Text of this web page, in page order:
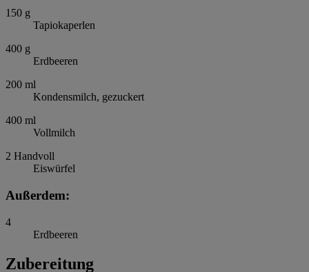
150 g
Tapiokaperlen
400 g
Erdbeeren
200 ml
Kondensmilch, gezuckert
400 ml
Vollmilch
2 Handvoll
Eiswürfel
Außerdem:
4
Erdbeeren
Zubereitung